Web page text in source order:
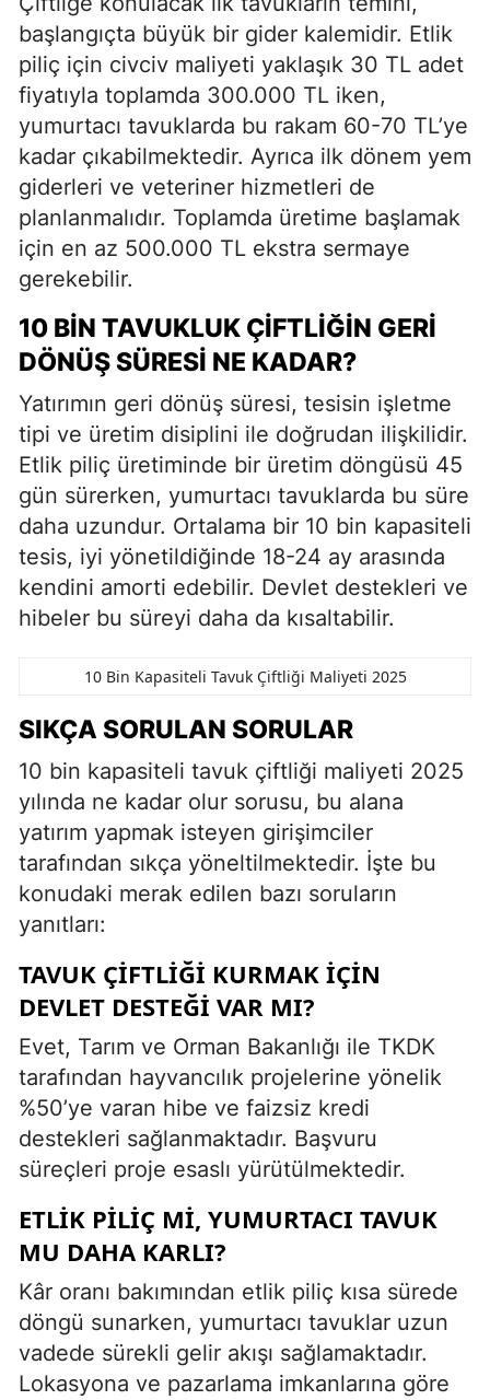
başlangıçta büyük bir gider kalemidir. Etlik
piliç için civciv maliyeti yaklaşık 30 TL adet
fiyatıyla toplamda 300.000 TL iken,
yumurtacı tavuklarda bu rakam 60-70 TL’ye
kadar çıkabilmektedir. Ayrıca ilk dönem yem
giderleri ve veteriner hizmetleri de
planlanmalıdır. Toplamda üretime başlamak
için en az 500.000 TL ekstra sermaye
gerekebilir.
10 BIN TAVUKLUK ÇIFTLIĞIN GERI
DÖNÜŞ SÜRESI NE KADAR?
Yatırımın geri dönüş süresi, tesisin işletme
tipi ve üretim disiplini ile doğrudan ilişkilidir.
Etlik piliç üretiminde bir üretim döngüsü 45
gün sürerken, yumurtacı tavuklarda bu süre
daha uzundur. Ortalama bir 10 bin kapasiteli
tesis, iyi yönetildiğinde 18-24 ay arasında
kendini amorti edebilir. Devlet destekleri ve
hibeler bu süreyi daha da kısaltabilir.
10 Bin Kapasiteli Tavuk Çiftliği Maliyeti 2025
SIKÇA SORULAN SORULAR
10 bin kapasiteli tavuk çiftliği maliyeti 2025
yılında ne kadar olur sorusu, bu alana
yatırım yapmak isteyen girişimciler
tarafından sıkça yöneltilmektedir. İşte bu
konudaki merak edilen bazı soruların
yanıtları:
TAVUK ÇIFTLIĞI KURMAK IÇIN
DEVLET DESTEĞI VAR MI?
Evet, Tarım ve Orman Bakanlığı ile TKDK
tarafından hayvancılık projelerine yönelik
%50’ye varan hibe ve faizsiz kredi
destekleri sağlanmaktadır. Başvuru
süreçleri proje esaslı yürütülmektedir.
ETLIK PILIÇ MI, YUMURTACI TAVUK
MU DAHA KARLI?
Kâr oranı bakımından etlik piliç kısa sürede
döngü sunarken, yumurtacı tavuklar uzun
vadede sürekli gelir akışı sağlamaktadır.
Lokasyona ve pazarlama imkanlarına göre